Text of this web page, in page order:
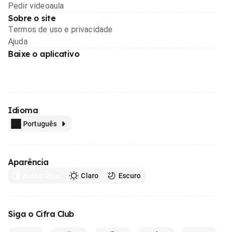
Pedir videoaula
Sobre o site
Termos de uso e privacidade
Ajuda
Baixe o aplicativo
Idioma
Português
Aparência
Claro Escuro
Siga o Cifra Club